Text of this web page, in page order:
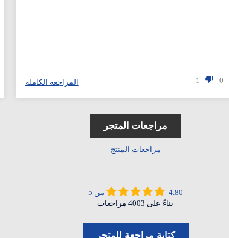
0
1 المراجعة الكاملة
مراجعات المتجر
مراجعات المنتج
4.80 من 5
بناءً على 4003 مراجعات
كتابة مراجعة للمتجر